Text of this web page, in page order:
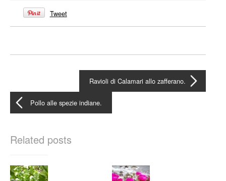
Tweet
Ravioli di Calamari allo zafferano.
Pollo alle spezie indiane.
Related posts